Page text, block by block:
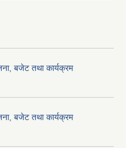
बजेट तथा कार्यक्रम
बजेट तथा कार्यक्रम